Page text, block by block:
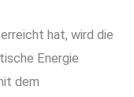
hat, wird die
Energie
dem